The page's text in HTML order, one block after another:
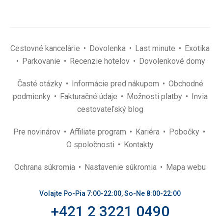
Cestovné kancelárie Dovolenka Last minute
Exotika
Parkovanie
Recenzie hotelov Dovolenkové domy
Časté otázky Informácie pred nákupom
Obchodné
podmienky
Fakturačné údaje Možnosti platby
Invia
cestovateľský blog
Pre novinárov Affiliate program Kariéra
Pobočky
O spoločnosti
Kontakty
Ochrana súkromia Nastavenie súkromia Mapa webu
Volajte Po-Pia 7:00-22:00, So-Ne 8:00-22:00
+421 2 3221 0490